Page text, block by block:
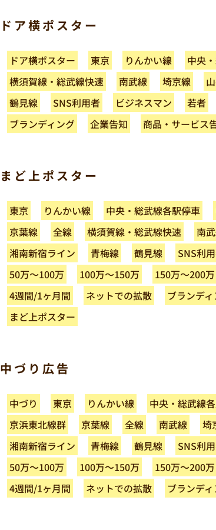
ドア横ポスター
ドア横ポスター 東京 りんかい線 中央
横須賀線・総武線快速 南武線 埼京線
鶴見線
SNS利用者 ビジネスマン 若者
ブランディング 企業告知 商品・サービス
まど上ポスター
東京 りんかい線 中央・総武線各駅停車
京葉線 全線 横須賀線・総武線快速 南
湘南新宿ライン 青梅線 鶴見線 SNS利
50万～100万 100万～150万 150万～200万
4週間/1ヶ月間 ネットでの拡散 ブランデ
まど上ポスター
中づり広告
中づり 東京 りんかい線 中央・総武線
京浜東北線群 京葉線 全線 南武線 埼
湘南新宿ライン 青梅線 鶴見線 SNS利
50万～100万 100万～150万 150万～200万
4週間/1ヶ月間 ネットでの拡散 ブランデ